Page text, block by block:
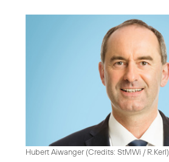
Hubert Aiwanger (Credits: StMWi / R.Kerl)